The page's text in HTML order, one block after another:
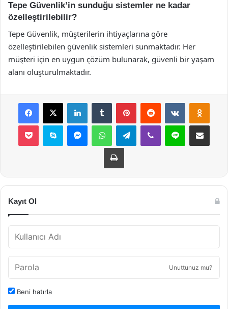
Tepe Güvenlik’in sunduğu sistemler ne kadar
özelleştirilebilir?
Tepe Güvenlik, müşterilerin ihtiyaçlarına göre
özelleştirilebilen güvenlik sistemleri sunmaktadır. Her
müşteri için en uygun çözüm bulunarak, güvenli bir yaşam
alanı oluşturulmaktadır.
Facebook
X LinkedInTumblr PinterestReddit VKontakte
Pocket Skype MessengerWhatsAppTelegramViber Line E-Posta ile
Yazdır
Kayıt Ol
Unuttunuz mu?
Beni hatırla